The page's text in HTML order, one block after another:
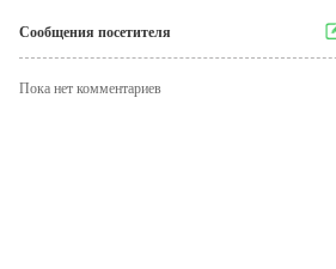
Сообщения посетителя
Пока нет комментариев